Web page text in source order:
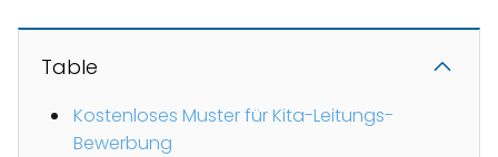
Table
Kostenloses Muster für Kita-Leitungs-
Bewerbung